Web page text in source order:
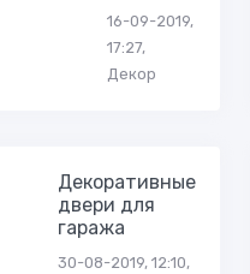
16-09-2019,
17:27,
Декор
Декоративные
двери для
гаража
30-08-2019, 12:10,